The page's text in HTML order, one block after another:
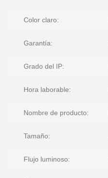
Color claro:
Garantía:
Grado del IP:
Hora laborable:
Nombre de producto:
Tamaño:
Flujo luminoso: